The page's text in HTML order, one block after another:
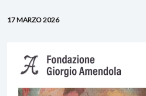
17 MARZO 2026